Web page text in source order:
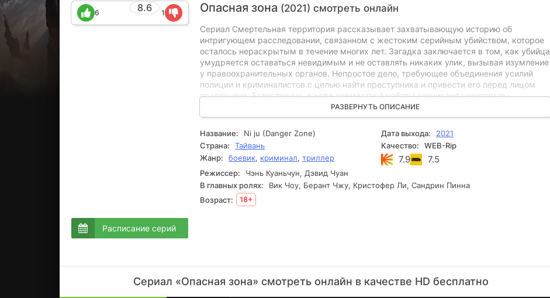
Опасная зона (2021) смотреть онлайн
8.6
6 1
Расписание серий
Сериал Смертельная территория рассказывает захватывающую историю об
интригующем расследовании, связанном с жестоким серийным убийством, которое
осталось нераскрытым в течение многих лет. Загадка заключается в том, как убийца
умудряется оставаться невидимым и не оставлять никаких улик, вызывая изумление
у правоохранительных органов. Непростое дело, требующее объединения усилий
полиции и криминалистов с целью найти преступника и привести его перед лицом
правосудия. Естественно, в ходе совместной работы возникают некоторые
сложности и преграды, но это нормально для такого рода задач. Основу сюжета
составляет известный роман нелегального писателя Чэна Юйцзи Беспощадный
следопыт. Всем поклонникам напряженных детективных историй приятного
РАЗВЕРНУТЬ ОПИСАНИЕ
Название: Ni ju (Danger Zone) Дата выхода:
2021
Страна:
Тайвань Качество:
WEB-Rip
Жанр:
боевик, криминал, триллер 7.9 7.5
Режиссер:
Чэнь Куаньчун, Дэвид Чуан
В главных ролях:
Вик Чоу, Берант Чжу, Кристофер Ли, Сандрин Пинна
Возраст:
18+
Сериал «Опасная зона» смотреть онлайн в качестве HD бесплатно